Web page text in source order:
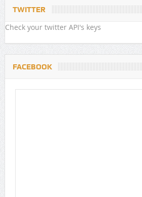
TWITTER
Check your twitter API's keys
FACEBOOK